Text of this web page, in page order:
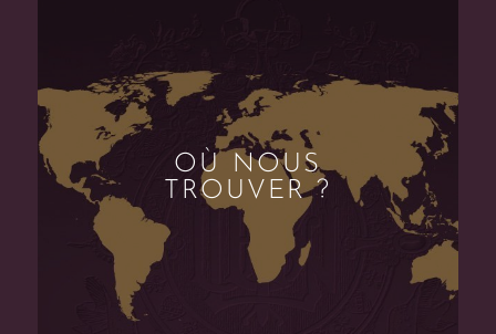
OÙ NOUS
TROUVER ?